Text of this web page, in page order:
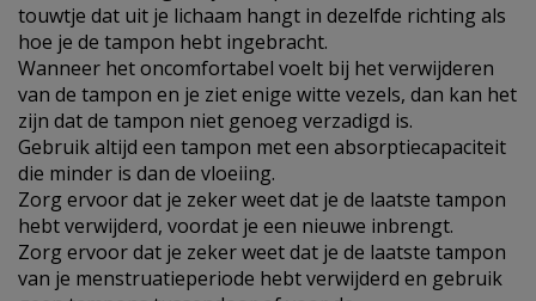
touwtje dat uit je lichaam hangt in dezelfde richting als
hoe je de tampon hebt ingebracht.
Wanneer het oncomfortabel voelt bij het verwijderen
van de tampon en je ziet enige witte vezels, dan kan het
zijn dat de tampon niet genoeg verzadigd is.
Gebruik altijd een tampon met een absorptiecapaciteit
die minder is dan de vloeiing.
Zorg ervoor dat je zeker weet dat je de laatste tampon
hebt verwijderd, voordat je een nieuwe inbrengt.
Zorg ervoor dat je zeker weet dat je de laatste tampon
van je menstruatieperiode hebt verwijderd en gebruik